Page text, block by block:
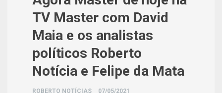
TV Master com David
Maia e os analistas
políticos Roberto
Notícia e Felipe da Mata
ROBERTO NOTÍCIAS 07/05/2021